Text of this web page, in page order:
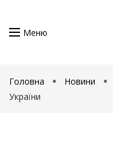
Меню
Головна Новини
України